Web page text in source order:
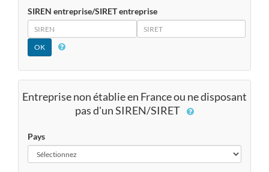
SIREN entreprise/SIRET entreprise
SIREN
SIRET
Entreprise non établie en France ou ne disposant
pas d'un SIREN/SIRET
Pays